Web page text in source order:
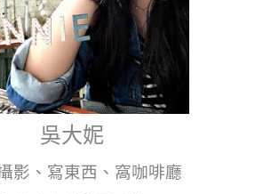
吳大妮
影、寫東西、窩咖啡廳